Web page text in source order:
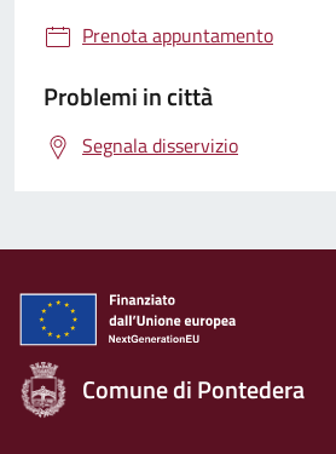
Prenota appuntamento
Problemi in città
Segnala disservizio
Comune di Pontedera